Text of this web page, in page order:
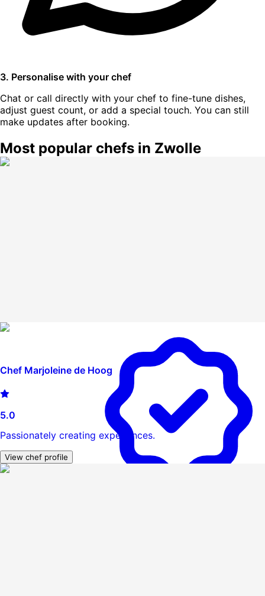
3. Personalise with your chef
Chat or call directly with your chef to fine-tune dishes,
adjust guest count, or add a special touch. You can still
make updates after booking.
Most popular chefs in Zwolle
Chef Marjoleine de Hoog
5.0
Passionately creating experiences.
View chef profile